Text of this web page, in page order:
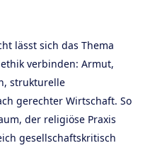
lässt sich das Thema
verbinden: Armut,
strukturelle
gerechter Wirtschaft. So
der religiöse Praxis
gesellschaftskritisch